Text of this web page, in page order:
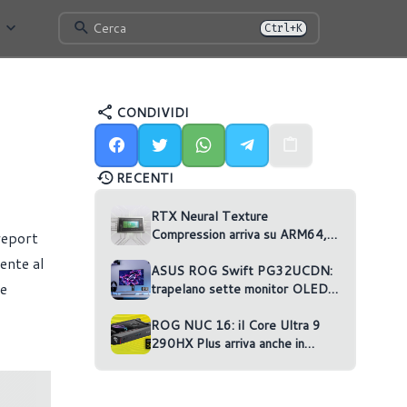
Cerca Ctrl+K
al
CONDIVIDI
RECENTI
RTX Neural Texture
Compression arriva su ARM64,
ASUS ROG Swift PG32UCDN:
trapelano sette monitor OLED
ROG NUC 16: il Core Ultra 9
290HX Plus arriva anche in